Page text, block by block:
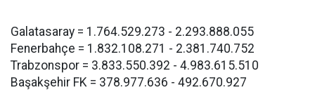
Galatasaray = 1.764.529.273 - 2.293.888.055
Fenerbahçe = 1.832.108.271 - 2.381.740.752
Trabzonspor = 3.833.550.392 - 4.983.615.510
Başakşehir FK = 378.977.636 - 492.670.927